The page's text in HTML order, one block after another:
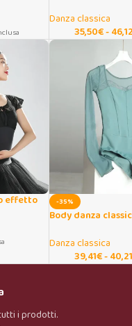
Danza classica
35,50€-46,12
effetto
-35%
Body danza
Danza classica
39,41€-
i prodotti.